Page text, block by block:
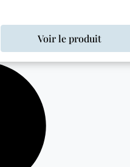
Voir le produit